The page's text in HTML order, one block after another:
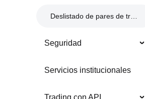
Deslistado de pares de trading
Seguridad
Servicios institucionales
Trading con API